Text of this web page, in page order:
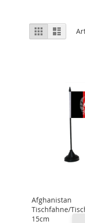
Ansicht
als
RasterListe
Afghanistan
Tischfahne/
15cm